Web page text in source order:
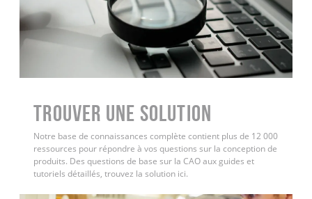
Trouver une solution
Notre base de connaissances complète contient plus de 12 000
ressources pour répondre à vos questions sur la conception de
produits. Des questions de base sur la CAO aux guides et
tutoriels détaillés, trouvez la solution ici.